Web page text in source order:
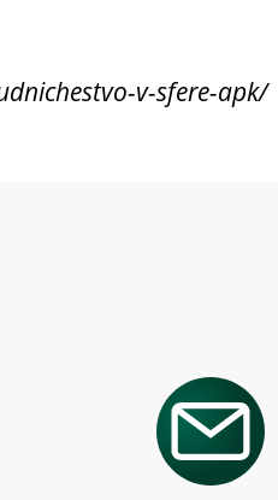
v-sfere-apk/